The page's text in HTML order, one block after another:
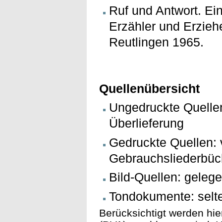
Ruf und Antwort.
Erzähler und
Reutlingen 1965.
Quellenübersicht
Ungedruckte
Überlieferung
Gedruckte
Bild-Quellen:
Tondokumente:
Berücksichtigt werden